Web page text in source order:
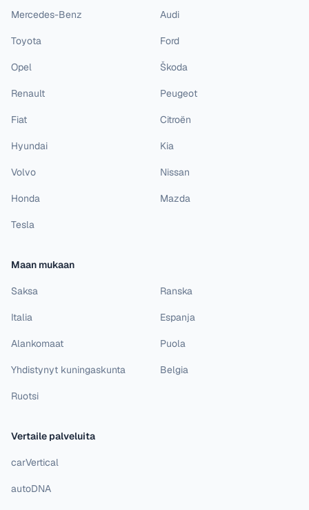
Mercedes-Benz Audi
Toyota Ford
Opel Škoda
Renault Peugeot
Fiat Citroën
Hyundai Kia
Volvo Nissan
Honda Mazda
Tesla
Maan mukaan
Saksa Ranska
Italia Espanja
Alankomaat Puola
Yhdistynyt kuningaskunta Belgia
Ruotsi
Vertaile palveluita
carVertical
autoDNA